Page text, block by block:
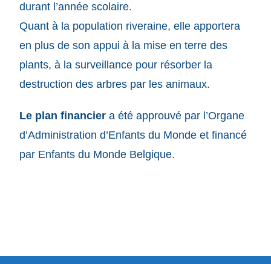
durant l’année scolaire.
Quant à la population riveraine, elle apportera
en plus de son appui à la mise en terre des
plants, à la surveillance pour résorber la
destruction des arbres par les animaux.
Le plan financier a été approuvé par l’Organe
d’Administration d’Enfants du Monde et financé
par Enfants du Monde Belgique.